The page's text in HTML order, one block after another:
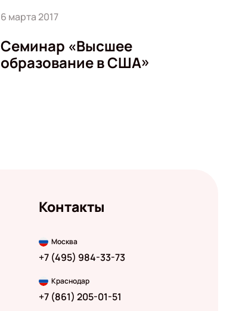
6 марта 2017
Семинар «Высшее
образование в США»
Контакты
Москва
+7 (495) 984-33-73
Краснодар
+7 (861) 205-01-51